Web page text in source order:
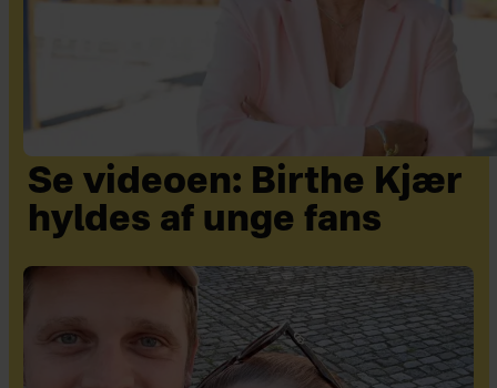
Se videoen: Birthe Kjær
hyldes af unge fans